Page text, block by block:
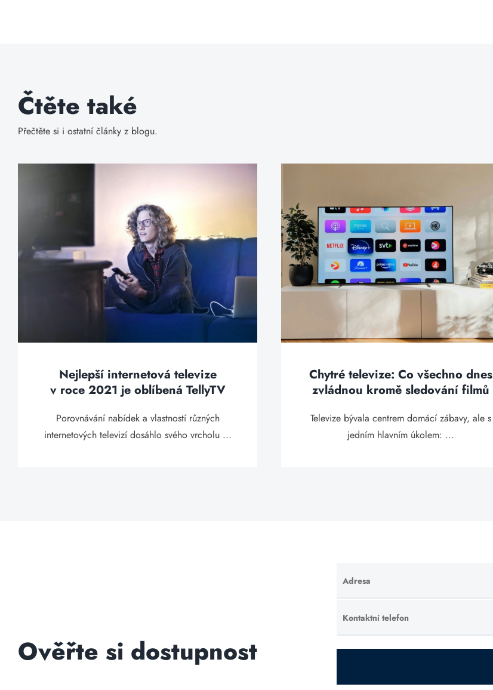
Čtěte také
Přečtěte si i ostatní články z blogu.
Nejlepší internetová televize
v roce 2021 je oblíbená TellyTV
Porovnávání nabídek a vlastností různých
internetových televizí dosáhlo svého vrcholu ...
Chytré televize: Co všechno dnes
zvládnou kromě sledování filmů
Televize bývala centrem domácí zábavy, ale s
jedním hlavním úkolem: ...
Ověřte si dostupnost
Adresa
Ponechte
toto pole
prázdné.
Kontaktní telefon
Ponechte
toto pole
prázdné.